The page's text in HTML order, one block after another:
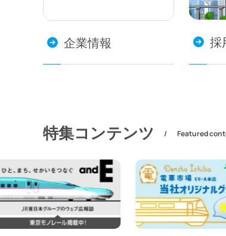
企業情報 採
特集コンテンツ Featured